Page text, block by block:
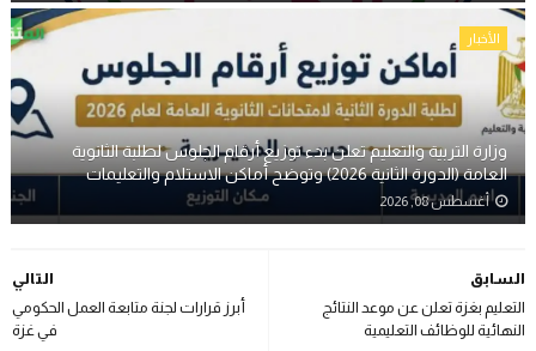
الأخبار
وزارة التربية والتعليم تعلن بدء توزيع أرقام الجلوس لطلبة الثانوية
العامة (الدورة الثانية 2026) وتوضح أماكن الاستلام والتعليمات
أغسطس 08, 2026
التالي
أبرز قرارات لجنة متابعة العمل الحكومي
في غزة
السابق
التعليم بغزة تعلن عن موعد النتائج
النهائية للوظائف التعليمية